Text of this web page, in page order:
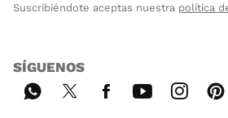
Suscribiéndote aceptas nuestra política
SÍGUENOS